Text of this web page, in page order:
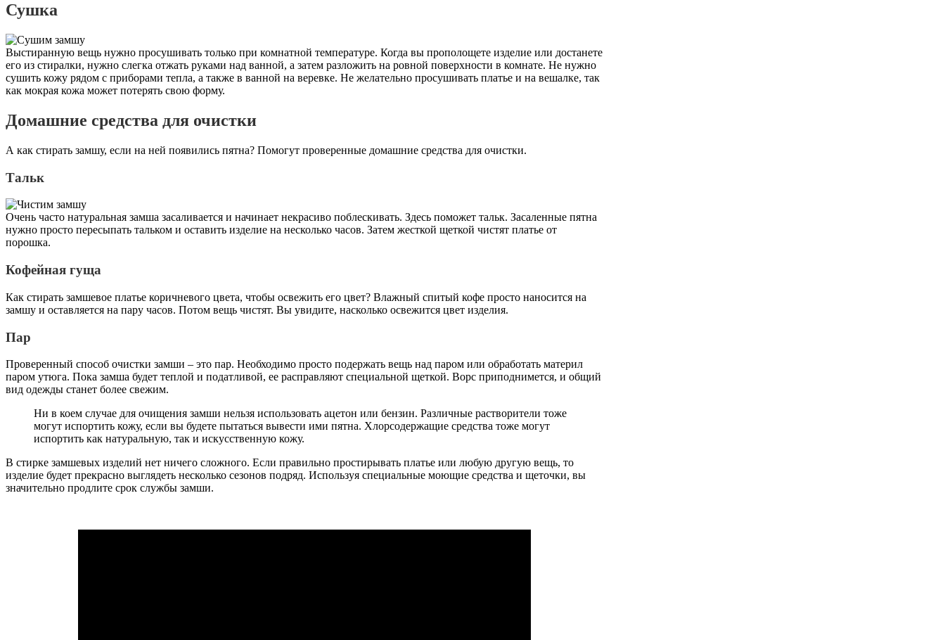
Сушка
Выстиранную вещь нужно просушивать только при комнатной температуре. Когда вы прополощете изделие или достанете
его из стиралки, нужно слегка отжать руками над ванной, а затем разложить на ровной поверхности в комнате. Не нужно
сушить кожу рядом с приборами тепла, а также в ванной на веревке. Не желательно просушивать платье и на вешалке, так
как мокрая кожа может потерять свою форму.
Домашние средства для очистки
А как стирать замшу, если на ней появились пятна? Помогут проверенные домашние средства для очистки.
Тальк
Очень часто натуральная замша засаливается и начинает некрасиво поблескивать. Здесь поможет тальк. Засаленные пятна
нужно просто пересыпать тальком и оставить изделие на несколько часов. Затем жесткой щеткой чистят платье от
порошка.
Кофейная гуща
Как стирать замшевое платье коричневого цвета, чтобы освежить его цвет? Влажный спитый кофе просто наносится на
замшу и оставляется на пару часов. Потом вещь чистят. Вы увидите, насколько освежится цвет изделия.
Пар
Проверенный способ очистки замши – это пар. Необходимо просто подержать вещь над паром или обработать материл
паром утюга. Пока замша будет теплой и податливой, ее расправляют специальной щеткой. Ворс приподнимется, и общий
вид одежды станет более свежим.
Ни в коем случае для очищения замши нельзя использовать ацетон или бензин. Различные растворители тоже
могут испортить кожу, если вы будете пытаться вывести ими пятна. Хлорсодержащие средства тоже могут
испортить как натуральную, так и искусственную кожу.
В стирке замшевых изделий нет ничего сложного. Если правильно простирывать платье или любую другую вещь, то
изделие будет прекрасно выглядеть несколько сезонов подряд. Используя специальные моющие средства и щеточки, вы
значительно продлите срок службы замши.